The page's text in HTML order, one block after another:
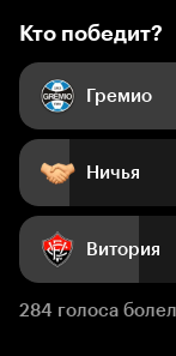
Кто победит?
Гремио
Ничья
Витория
284 голоса